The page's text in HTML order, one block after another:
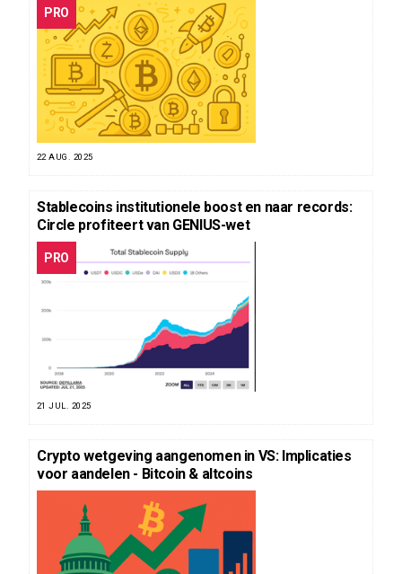
PRO
22 AUG. 2025
Stablecoins institutionele boost en naar records:
Circle profiteert van GENIUS-wet
PRO
21 JUL. 2025
Crypto wetgeving aangenomen in VS: Implicaties
voor aandelen - Bitcoin & altcoins